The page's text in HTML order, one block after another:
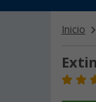
Inicio